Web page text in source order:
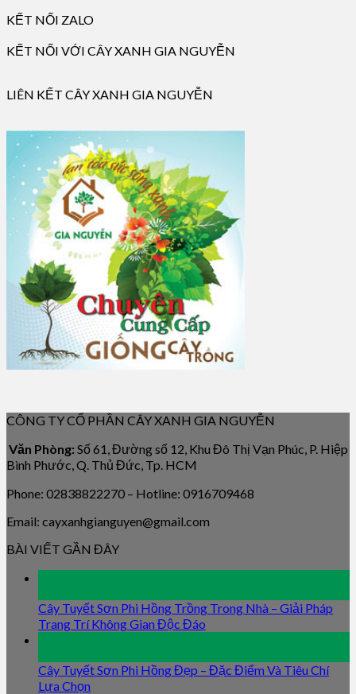
KẾT NỐI ZALO
KẾT NỐI VỚI CÂY XANH GIA NGUYỄN
LIÊN KẾT CÂY XANH GIA NGUYỄN
CÔNG TY CỔ PHẦN CÂY XANH GIA NGUYỄN
Văn Phòng: Số 61, Đường số 12, Khu Đô Thị Vạn Phúc, P. Hiệp
Bình Phước, Q. Thủ Đức, Tp. HCM
Phone: 02838822270 – Hotline: 0916709468
Email: cayxanhgianguyen@gmail.com
BÀI VIẾT GẦN ĐÂY
Cây Tuyết Sơn Phi Hồng Trồng Trong Nhà – Giải Pháp
Trang Trí Không Gian Độc Đáo
Cây Tuyết Sơn Phi Hồng Đẹp – Đặc Điểm Và Tiêu Chí
Lựa Chọn